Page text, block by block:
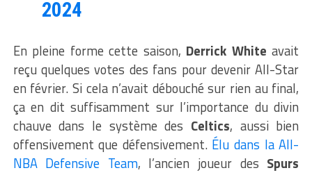
2024
En pleine forme cette saison, Derrick White avait
reçu quelques votes des fans pour devenir All-Star
en février. Si cela n’avait débouché sur rien au final,
ça en dit suffisamment sur l’importance du divin
chauve dans le système des Celtics, aussi bien
offensivement que défensivement. Élu dans la All-
NBA Defensive Team, l’ancien joueur des Spurs